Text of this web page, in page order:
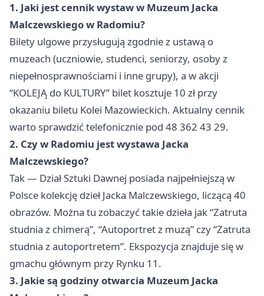
1. Jaki jest cennik wystaw w Muzeum Jacka
Malczewskiego w Radomiu?
Bilety ulgowe przysługują zgodnie z ustawą o
muzeach (uczniowie, studenci, seniorzy, osoby z
niepełnosprawnościami i inne grupy), a w akcji
“KOLEJĄ do KULTURY” bilet kosztuje 10 zł przy
okazaniu biletu Kolei Mazowieckich. Aktualny cennik
warto sprawdzić telefonicznie pod 48 362 43 29.
2. Czy w Radomiu jest wystawa Jacka
Malczewskiego?
Tak — Dział Sztuki Dawnej posiada najpełniejszą w
Polsce kolekcję dzieł Jacka Malczewskiego, liczącą 40
obrazów. Można tu zobaczyć takie dzieła jak “Zatruta
studnia z chimerą”, “Autoportret z muzą” czy “Zatruta
studnia z autoportretem”. Ekspozycja znajduje się w
gmachu głównym przy Rynku 11.
3. Jakie są godziny otwarcia Muzeum Jacka